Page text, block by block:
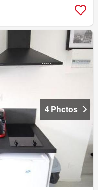
4 Photos